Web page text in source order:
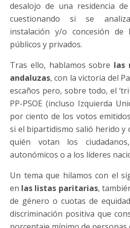
desalojo de una residencia
cuestionando si se
instalación y/o concesión de
públicos y privados.
Tras ello, hablamos sobre las
andaluzas, con la victoria del
escaños pero, sobre todo, el
PP-PSOE (incluso Izquierda
por ciento de los votos
si el bipartidismo salió herido y
quién votan los
autonómicos o a los líderes
Un tema que hilamos con el
en las listas paritarias,
de género o cuotas de
discriminación positiva que